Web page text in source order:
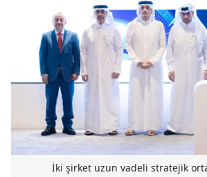
İki şirket uzun vadeli stratejik